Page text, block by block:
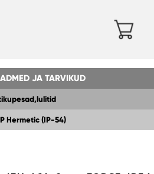
JA TARVIKUD
Hermetic (IP-54)